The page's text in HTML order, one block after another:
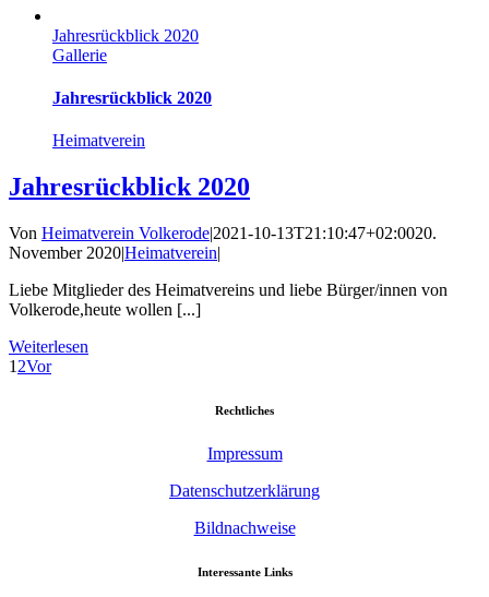
Jahresrückblick 2020
Gallerie
Jahresrückblick 2020
Heimatverein
Jahresrückblick 2020
Von Heimatverein Volkerode|2021-10-13T21:10:47+02:0020.
November 2020|Heimatverein|
Liebe Mitglieder des Heimatvereins und liebe Bürger/innen von
Volkerode,heute wollen [...]
Weiterlesen
1 2Vor
Rechtliches
Impressum
Datenschutzerklärung
Bildnachweise
Interessante Links